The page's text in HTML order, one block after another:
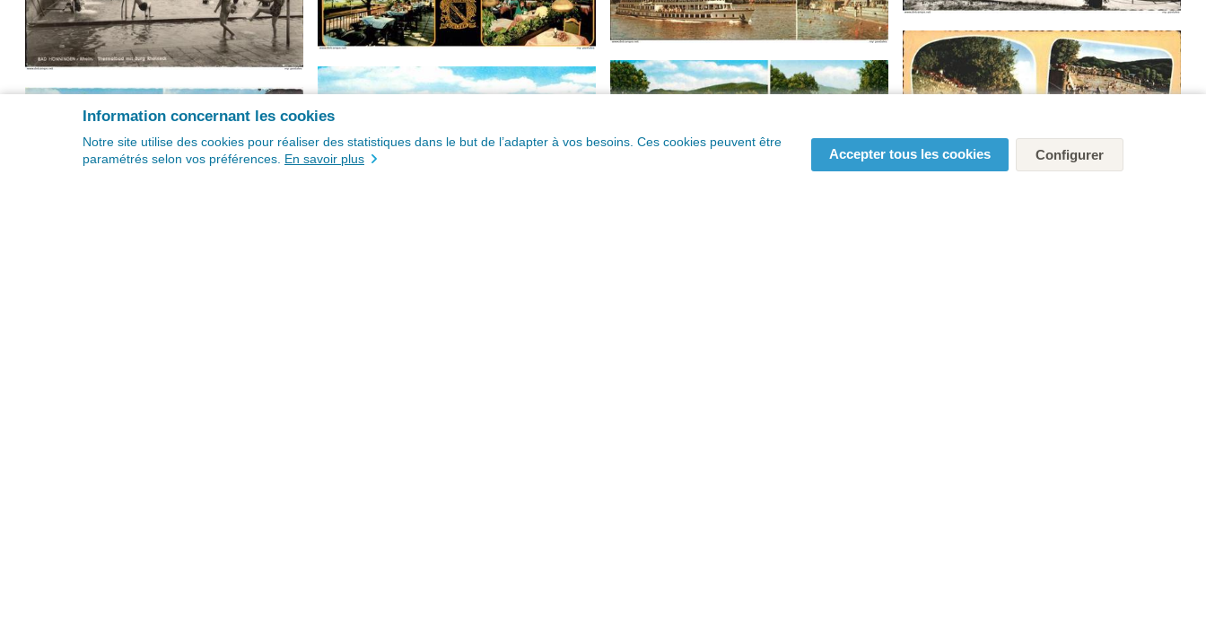
Information concernant les cookies
Notre site utilise des cookies pour réaliser des statistiques dans le but de l’adapter à vos besoins. Ces cookies peuvent être
paramétrés selon vos préférences. En savoir plus Accepter tous les cookies Configurer